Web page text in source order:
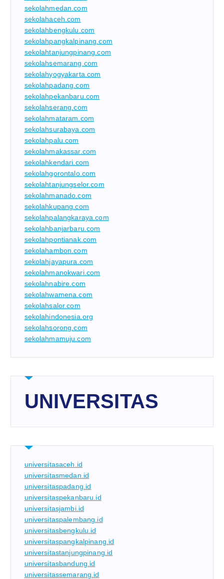
sekolahmedan.com
sekolahaceh.com
sekolahbengkulu.com
sekolahpangkalpinang.com
sekolahtanjungpinang.com
sekolahsemarang.com
sekolahyogyakarta.com
sekolahpadang.com
sekolahpekanbaru.com
sekolahserang.com
sekolahmataram.com
sekolahsurabaya.com
sekolahpalu.com
sekolahmakassar.com
sekolahkendari.com
sekolahgorontalo.com
sekolahtanjungselor.com
sekolahmanado.com
sekolahkupang.com
sekolahpalangkaraya.com
sekolahbanjarbaru.com
sekolahpontianak.com
sekolahambon.com
sekolahjayapura.com
sekolahmanokwari.com
sekolahnabire.com
sekolahwamena.com
sekolahsalor.com
sekolahindonesia.org
sekolahsorong.com
sekolahmamuju.com
UNIVERSITAS
universitasaceh.id
universitasmedan.id
universitaspadang.id
universitaspekanbaru.id
universitasjambi.id
universitaspalembang.id
universitasbengkulu.id
universitaspangkalpinang.id
universitastanjungpinang.id
universitasbandung.id
universitassemarang.id